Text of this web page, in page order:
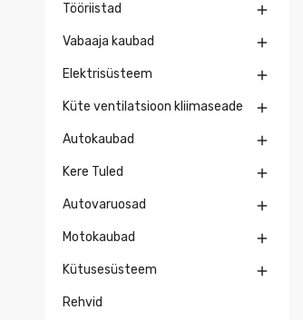
Tööriistad 
Vabaaja kaubad 
Elektrisüsteem 
Küte ventilatsioon kliimaseade 
Autokaubad 
Kere Tuled 
Autovaruosad 
Motokaubad 
Kütusesüsteem 
Rehvid